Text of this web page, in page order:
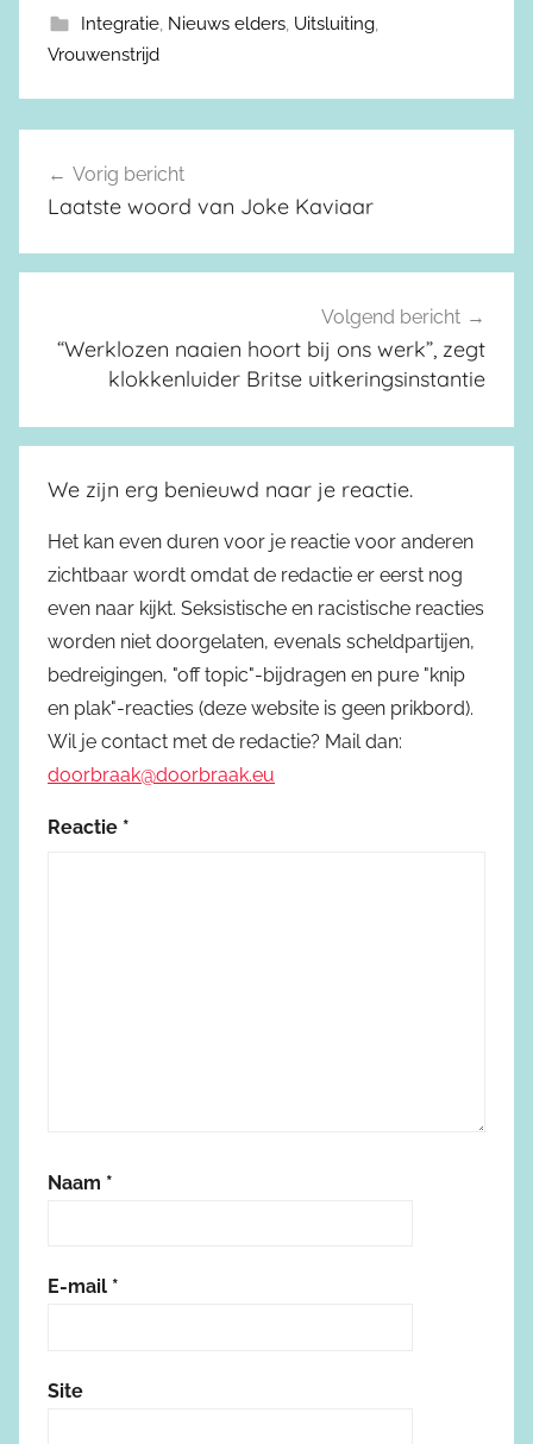
Integratie, Nieuws elders, Uitsluiting,
Vrouwenstrijd
Berichtnavigatie
Vorig bericht
Laatste woord van Joke Kaviaar
Volgend bericht
“Werklozen naaien hoort bij ons werk”, zegt
klokkenluider Britse uitkeringsinstantie
We zijn erg benieuwd naar je reactie.
Het kan even duren voor je reactie voor anderen
zichtbaar wordt omdat de redactie er eerst nog
even naar kijkt. Seksistische en racistische reacties
worden niet doorgelaten, evenals scheldpartijen,
bedreigingen, "off topic"-bijdragen en pure "knip
en plak"-reacties (deze website is geen prikbord).
Wil je contact met de redactie? Mail dan:
doorbraak@doorbraak.eu
Reactie *
Naam *
E-mail *
Site